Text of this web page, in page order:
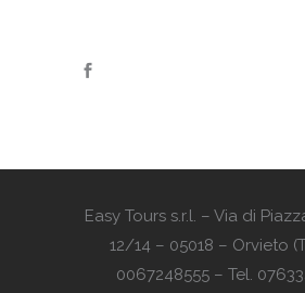
Easy Tours s.r.l. – Via di
12/14 – 05018 – Orvieto
0067248555 – Tel.